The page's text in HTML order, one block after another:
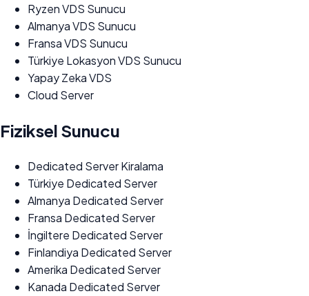
Ryzen VDS Sunucu
Almanya VDS Sunucu
Fransa VDS Sunucu
Türkiye Lokasyon VDS Sunucu
Yapay Zeka VDS
Cloud Server
Fiziksel Sunucu
Dedicated Server Kiralama
Türkiye Dedicated Server
Almanya Dedicated Server
Fransa Dedicated Server
İngiltere Dedicated Server
Finlandiya Dedicated Server
Amerika Dedicated Server
Kanada Dedicated Server